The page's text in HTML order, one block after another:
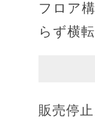
フロア
らず横
販売停